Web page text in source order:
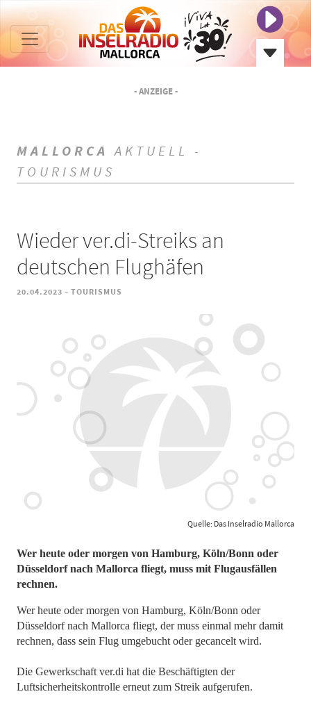
- ANZEIGE -
MALLORCA AKTUELL -
TOURISMUS
Wieder ver.di-Streiks an
deutschen Flughäfen
20.04.2023 - TOURISMUS
Quelle: Das Inselradio Mallorca
Wer heute oder morgen von Hamburg, Köln/Bonn oder
Düsseldorf nach Mallorca fliegt, muss mit Flugausfällen
rechnen.
Wer heute oder morgen von Hamburg, Köln/Bonn oder
Düsseldorf nach Mallorca fliegt, der muss einmal mehr damit
rechnen, dass sein Flug umgebucht oder gecancelt wird.
Die Gewerkschaft ver.di hat die Beschäftigten der
Luftsicherheitskontrolle erneut zum Streik aufgerufen.